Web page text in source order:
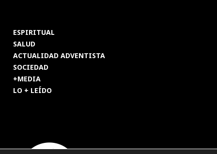
ESPIRITUAL
SALUD
ACTUALIDAD ADVENTISTA
SOCIEDAD
+MEDIA
LO + LEÍDO